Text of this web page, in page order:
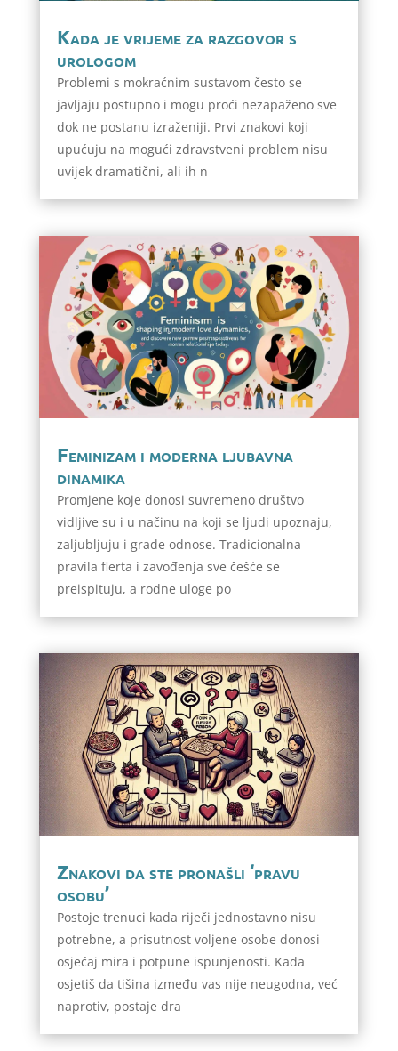
Kada je vrijeme za razgovor s
urologom
Problemi s mokraćnim sustavom često se
javljaju postupno i mogu proći nezapaženo sve
dok ne postanu izraženiji. Prvi znakovi koji
upućuju na mogući zdravstveni problem nisu
uvijek dramatični, ali ih n
Feminizam i moderna ljubavna
dinamika
Promjene koje donosi suvremeno društvo
vidljive su i u načinu na koji se ljudi upoznaju,
zaljubljuju i grade odnose. Tradicionalna
pravila flerta i zavođenja sve češće se
preispituju, a rodne uloge po
Znakovi da ste pronašli ‘pravu
osobu’
Postoje trenuci kada riječi jednostavno nisu
potrebne, a prisutnost voljene osobe donosi
osjećaj mira i potpune ispunjenosti. Kada
osjetiš da tišina između vas nije neugodna, već
naprotiv, postaje dra